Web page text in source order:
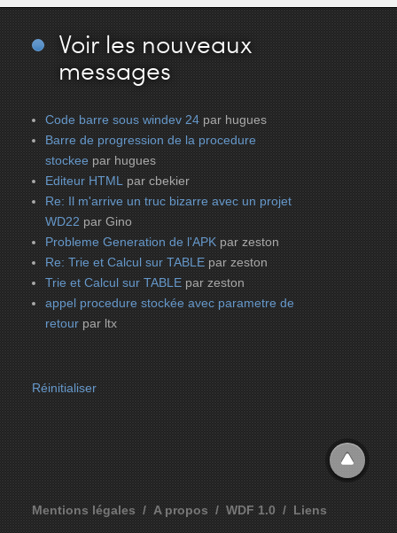
Voir les nouveaux
messages
Code barre sous windev 24 par hugues
Barre de progression de la procedure
stockee par hugues
Editeur HTML par cbekier
Re: Il m'arrive un truc bizarre avec un projet
WD22 par Gino
Probleme Generation de l'APK par zeston
Re: Trie et Calcul sur TABLE par zeston
Trie et Calcul sur TABLE par zeston
appel procedure stockée avec parametre de
retour par ltx
Réinitialiser
Mentions légales A propos WDF 1.0 Liens